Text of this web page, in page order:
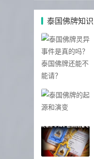
泰国佛牌知识